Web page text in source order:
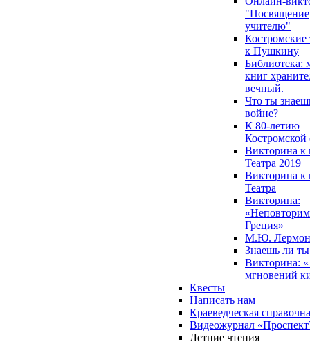
"Посвящение
учителю"
к Пушкину
Библиотека:
книг
вечный.
Что ты
войне?
К 80-летию
Костромской
Викторина к
Театра 2019
Викторина к
Театра
Викторина:
Греция»
М.Ю.
Знаешь ли
Викторина:
мгновений
Квесты
Написать нам
Краеведческая
Видеожурнал
Летние чтения